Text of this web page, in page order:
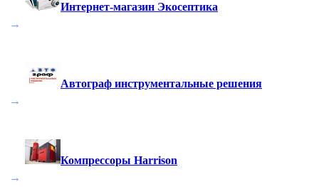
→
Интернет-магазин Экосептика
→
Автограф инструментальные решения
→
Компрессоры Harrison